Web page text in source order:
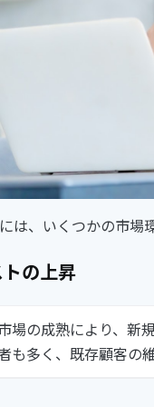
は、いくつかの市場
の上昇
場の成熟により、新
も多く、既存顧客の